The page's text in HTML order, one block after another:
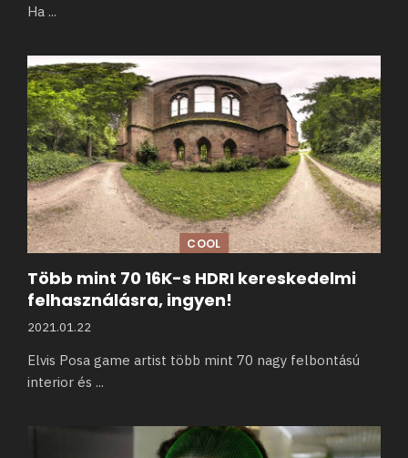
Ha ...
COOL
Több mint 70 16K-s HDRI kereskedelmi
felhasználásra, ingyen!
2021.01.22
Elvis Posa game artist több mint 70 nagy felbontású
interior és ...